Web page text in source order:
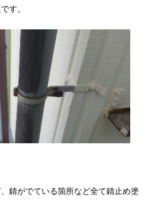
す。
錆がでている箇所など全て錆止め塗